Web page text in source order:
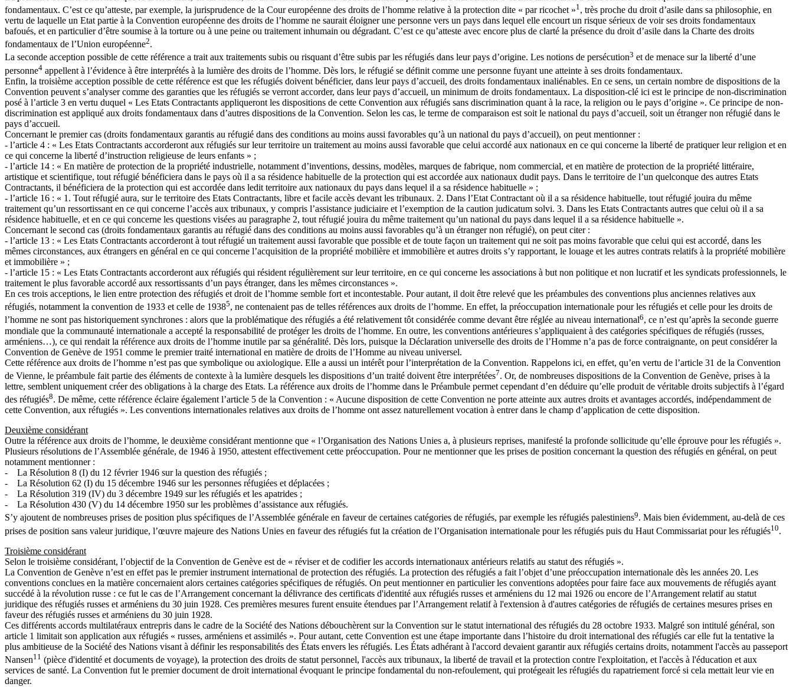
fondamentaux. C’est ce qu’atteste, par exemple, la jurisprudence de la Cour européenne des droits de l’homme relative à la protection dite « par ricochet »1 , très proche du droit d’asile dans sa philosophie, en
vertu de laquelle un Etat partie à la Convention européenne des droits de l’homme ne saurait éloigner une personne vers un pays dans lequel elle encourt un risque sérieux de voir ses droits fondamentaux
bafoués, et en particulier d’être soumise à la torture ou à une peine ou traitement inhumain ou dégradant. C’est ce qu’atteste avec encore plus de clarté la présence du droit d’asile dans la Charte des droits
fondamentaux de l’Union européenne2.
La seconde acception possible de cette référence a trait aux traitements subis ou risquant d’être subis par les réfugiés dans leur pays d’origine. Les notions de persécution3 et de menace sur la liberté d’une
personne4 appellent à l’évidence à être interprétés à la lumière des droits de l’homme. Dès lors, le réfugié se définit comme une personne fuyant une atteinte à ses droits fondamentaux.
Enfin, la troisième acception possible de cette référence est que les réfugiés doivent bénéficier, dans leur pays d’accueil, des droits fondamentaux inaliénables. En ce sens, un certain nombre de dispositions de la
Convention peuvent s’analyser comme des garanties que les réfugiés se verront accorder, dans leur pays d’accueil, un minimum de droits fondamentaux. La disposition-clé ici est le principe de non-discrimination
posé à l’article 3 en vertu duquel « Les Etats Contractants appliqueront les dispositions de cette Convention aux réfugiés sans discrimination quant à la race, la religion ou le pays d’origine ». Ce principe de non-
discrimination est appliqué aux droits fondamentaux dans d’autres dispositions de la Convention. Selon les cas, le terme de comparaison est soit le national du pays d’accueil, soit un étranger non réfugié dans le
pays d’accueil.
Concernant le premier cas (droits fondamentaux garantis au réfugié dans des conditions au moins aussi favorables qu’à un national du pays d’accueil), on peut mentionner :
- l’article 4 : « Les Etats Contractants accorderont aux réfugiés sur leur territoire un traitement au moins aussi favorable que celui accordé aux nationaux en ce qui concerne la liberté de pratiquer leur religion et en
ce qui concerne la liberté d’instruction religieuse de leurs enfants » ;
- l’article 14 : « En matière de protection de la propriété industrielle, notamment d’inventions, dessins, modèles, marques de fabrique, nom commercial, et en matière de protection de la propriété littéraire,
artistique et scientifique, tout réfugié bénéficiera dans le pays où il a sa résidence habituelle de la protection qui est accordée aux nationaux dudit pays. Dans le territoire de l’un quelconque des autres Etats
Contractants, il bénéficiera de la protection qui est accordée dans ledit territoire aux nationaux du pays dans lequel il a sa résidence habituelle » ;
- l’article 16 : « 1. Tout réfugié aura, sur le territoire des Etats Contractants, libre et facile accès devant les tribunaux. 2. Dans l’Etat Contractant où il a sa résidence habituelle, tout réfugié jouira du même
traitement qu’un ressortissant en ce qui concerne l’accès aux tribunaux, y compris l’assistance judiciaire et l’exemption de la caution judicatum solvi. 3. Dans les Etats Contractants autres que celui où il a sa
résidence habituelle, et en ce qui concerne les questions visées au paragraphe 2, tout réfugié jouira du même traitement qu’un national du pays dans lequel il a sa résidence habituelle ».
Concernant le second cas (droits fondamentaux garantis au réfugié dans des conditions au moins aussi favorables qu’à un étranger non réfugié), on peut citer :
- l’article 13 : « Les Etats Contractants accorderont à tout réfugié un traitement aussi favorable que possible et de toute façon un traitement qui ne soit pas moins favorable que celui qui est accordé, dans les
mêmes circonstances, aux étrangers en général en ce qui concerne l’acquisition de la propriété mobilière et immobilière et autres droits s’y rapportant, le louage et les autres contrats relatifs à la propriété mobilière
et immobilière » ;
- l’article 15 : « Les Etats Contractants accorderont aux réfugiés qui résident régulièrement sur leur territoire, en ce qui concerne les associations à but non politique et non lucratif et les syndicats professionnels, le
traitement le plus favorable accordé aux ressortissants d’un pays étranger, dans les mêmes circonstances ».
En ces trois acceptions, le lien entre protection des réfugiés et droit de l’homme semble fort et incontestable. Pour autant, il doit être relevé que les préambules des conventions plus anciennes relatives aux
réfugiés, notamment la convention de 1933 et celle de 19385, ne contenaient pas de telles références aux droits de l’homme. En effet, la préoccupation internationale pour les réfugiés et celle pour les droits de
l’homme ne sont pas historiquement synchrones : alors que la problématique des réfugiés a été relativement tôt considérée comme devant être réglée au niveau international6, ce n’est qu’après la seconde guerre
mondiale que la communauté internationale a accepté la responsabilité de protéger les droits de l’homme. En outre, les conventions antérieures s’appliquaient à des catégories spécifiques de réfugiés (russes,
arméniens…), ce qui rendait la référence aux droits de l’homme inutile par sa généralité. Dès lors, puisque la Déclaration universelle des droits de l’Homme n’a pas de force contraignante, on peut considérer la
Convention de Genève de 1951 comme le premier traité international en matière de droits de l’Homme au niveau universel.
Cette référence aux droits de l’homme n’est pas que symbolique ou axiologique. Elle a aussi un intérêt pour l’interprétation de la Convention. Rappelons ici, en effet, qu’en vertu de l’article 31 de la Convention
de Vienne, le préambule fait partie des éléments de contexte à la lumière desquels les dispositions d’un traité doivent être interprétées7. Or, de nombreuses dispositions de la Convention de Genève, prises à la
lettre, semblent uniquement créer des obligations à la charge des Etats. La référence aux droits de l’homme dans le Préambule permet cependant d’en déduire qu’elle produit de véritable droits subjectifs à l’égard
des réfugiés8. De même, cette référence éclaire également l’article 5 de la Convention : « Aucune disposition de cette Convention ne porte atteinte aux autres droits et avantages accordés, indépendamment de
cette Convention, aux réfugiés ». Les conventions internationales relatives aux droits de l’homme ont assez naturellement vocation à entrer dans le champ d’application de cette disposition.
Deuxième considérant
Outre la référence aux droits de l’homme, le deuxième considérant mentionne que « l’Organisation des Nations Unies a, à plusieurs reprises, manifesté la profonde sollicitude qu’elle éprouve pour les réfugiés ».
Plusieurs résolutions de l’Assemblée générale, de 1946 à 1950, attestent effectivement cette préoccupation. Pour ne mentionner que les prises de position concernant la question des réfugiés en général, on peut
notamment mentionner :
- La Résolution 8 (I) du 12 février 1946 sur la question des réfugiés ;
- La Résolution 62 (I) du 15 décembre 1946 sur les personnes réfugiées et déplacées ;
- La Résolution 319 (IV) du 3 décembre 1949 sur les réfugiés et les apatrides ;
- La Résolution 430 (V) du 14 décembre 1950 sur les problèmes d’assistance aux réfugiés.
S’y ajoutent de nombreuses prises de position plus spécifiques de l’Assemblée générale en faveur de certaines catégories de réfugiés, par exemple les réfugiés palestiniens9. Mais bien évidemment, au-delà de ces
prises de position sans valeur juridique, l’œuvre majeure des Nations Unies en faveur des réfugiés fut la création de l’Organisation internationale pour les réfugiés puis du Haut Commissariat pour les réfugiés10.
Troisième considérant
Selon le troisième considérant, l’objectif de la Convention de Genève est de « réviser et de codifier les accords internationaux antérieurs relatifs au statut des réfugiés ».
La Convention de Genève n’est en effet pas le premier instrument international de protection des réfugiés. La protection des réfugiés a fait l’objet d’une préoccupation internationale dès les années 20. Les
conventions conclues en la matière concernaient alors certaines catégories spécifiques de réfugiés. On peut mentionner en particulier les conventions adoptées pour faire face aux mouvements de réfugiés ayant
succédé à la révolution russe : ce fut le cas de l’Arrangement concernant la délivrance des certificats d'identité aux réfugiés russes et arméniens du 12 mai 1926 ou encore de l’Arrangement relatif au statut
juridique des réfugiés russes et arméniens du 30 juin 1928. Ces premières mesures furent ensuite étendues par l’Arrangement relatif à l'extension à d'autres catégories de réfugiés de certaines mesures prises en
faveur des réfugiés russes et arméniens du 30 juin 1928.
Ces différents accords multilatéraux entrepris dans le cadre de la Société des Nations débouchèrent sur la Convention sur le statut international des réfugiés du 28 octobre 1933. Malgré son intitulé général, son
article 1 limitait son application aux réfugiés « russes, arméniens et assimilés ». Pour autant, cette Convention est une étape importante dans l’histoire du droit international des réfugiés car elle fut la tentative la
plus ambitieuse de la Société des Nations visant à définir les responsabilités des États envers les réfugiés. Les États adhérant à l'accord devaient garantir aux réfugiés certains droits, notamment l'accès au passeport
Nansen11 (pièce d'identité et documents de voyage), la protection des droits de statut personnel, l'accès aux tribunaux, la liberté de travail et la protection contre l'exploitation, et l'accès à l'éducation et aux
services de santé. La Convention fut le premier document de droit international évoquant le principe fondamental du non-refoulement, qui protégeait les réfugiés du rapatriement forcé si cela mettait leur vie en
danger.